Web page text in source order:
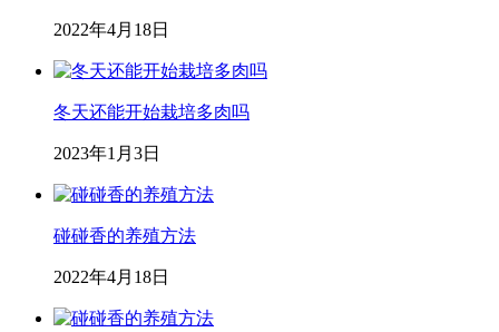
2022年4月18日
冬天还能开始栽培多肉吗
2023年1月3日
碰碰香的养殖方法
2022年4月18日